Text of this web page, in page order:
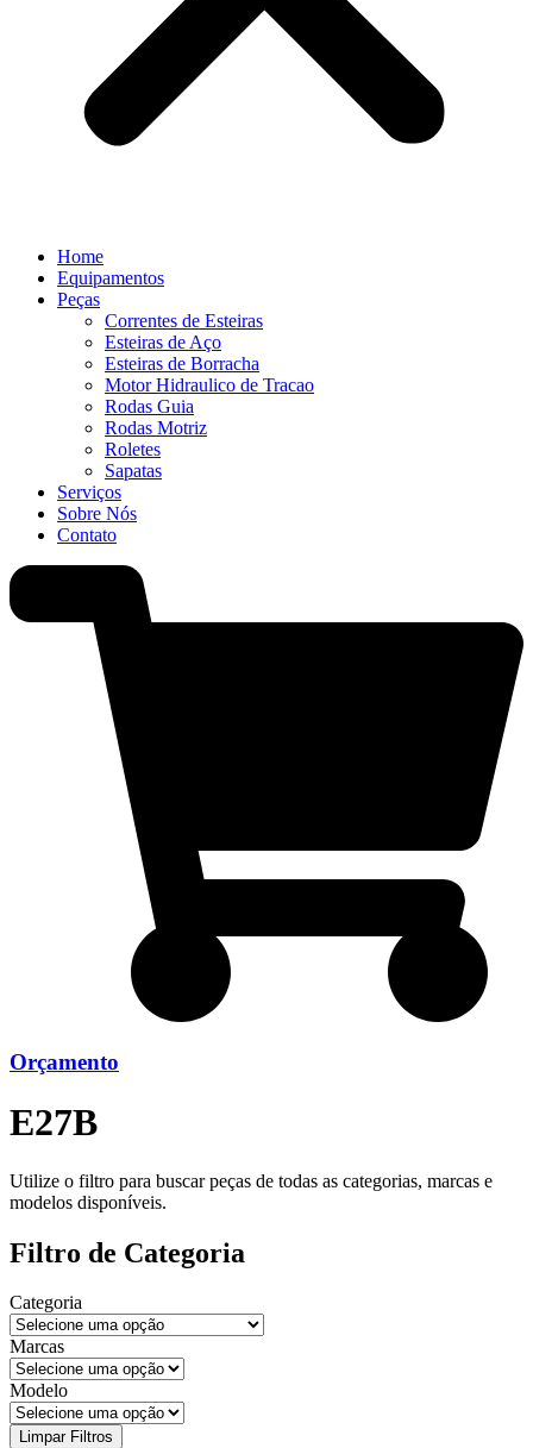
Home
Equipamentos
Peças
Correntes de Esteiras
Esteiras de Aço
Esteiras de Borracha
Motor Hidraulico de Tracao
Rodas Guia
Rodas Motriz
Roletes
Sapatas
Serviços
Sobre Nós
Contato
Orçamento
E27B
Utilize o filtro para buscar peças de todas as categorias, marcas e
modelos disponíveis.
Filtro de Categoria
Categoria
Marcas
Modelo
Limpar Filtros